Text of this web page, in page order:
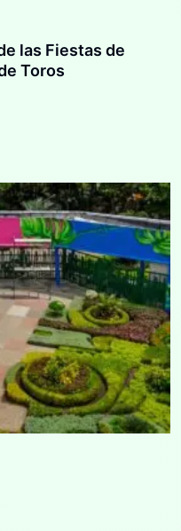
las Fiestas de
Toros